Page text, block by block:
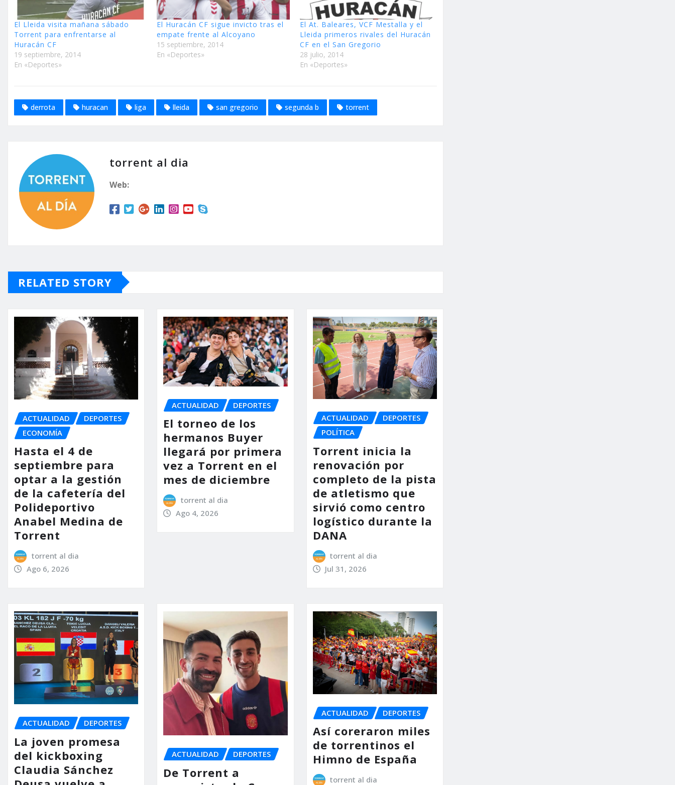
El Lleida visita mañana sábado
Torrent para enfrentarse al
Huracán CF
19 septiembre, 2014
En «Deportes»
El Huracán CF sigue invicto tras el
empate frente al Alcoyano
15 septiembre, 2014
En «Deportes»
El At. Baleares, VCF Mestalla y el
Lleida primeros rivales del Huracán
CF en el San Gregorio
28 julio, 2014
En «Deportes»
derrota huracan liga lleida san gregorio segunda b torrent
torrent al dia
Web:
RELATED STORY
ACTUALIDAD
DEPORTES
ECONOMÍA
Hasta el 4 de
septiembre para
optar a la gestión
de la cafetería del
Polideportivo
Anabel Medina de
Torrent
torrent al dia
Ago 6, 2026
ACTUALIDAD DEPORTES
El torneo de los
hermanos Buyer
llegará por primera
vez a Torrent en el
mes de diciembre
torrent al dia
Ago 4, 2026
ACTUALIDAD
DEPORTES
POLÍTICA
Torrent inicia la
renovación por
completo de la pista
de atletismo que
sirvió como centro
logístico durante la
DANA
torrent al dia
Jul 31, 2026
ACTUALIDAD DEPORTES
La joven promesa
del kickboxing
Claudia Sánchez
ACTUALIDAD DEPORTES
De Torrent a
ACTUALIDAD DEPORTES
Así coreraron miles
de torrentinos el
Himno de España
torrent al dia